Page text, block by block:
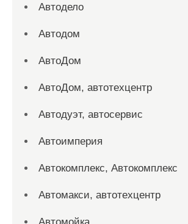
Автодело
Автодом
АвтоДом
АвтоДом, автотехцентр
Автодуэт, автосервис
Автоимперия
Автокомплекс, Автокомплекс
Автомакси, автотехцентр